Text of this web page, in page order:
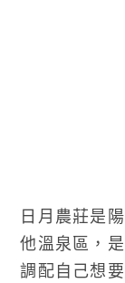
日月農莊是
他溫泉區，
調配自己想